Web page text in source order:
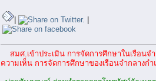
| |
สมศ.เข้าประเมิน การจัดการศึกษาในเรือ
ความเห็น การจัดการศึกษาของเรือนจำกลาง